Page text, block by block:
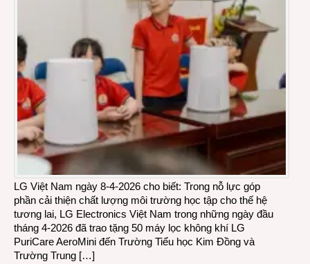
LG Việt Nam ngày 8-4-2026 cho biết: Trong nỗ lực góp
phần cải thiện chất lượng môi trường học tập cho thế hệ
tương lai, LG Electronics Việt Nam trong những ngày đầu
tháng 4-2026 đã trao tặng 50 máy lọc không khí LG
PuriCare AeroMini đến Trường Tiểu học Kim Đồng và
Trường Trung […]